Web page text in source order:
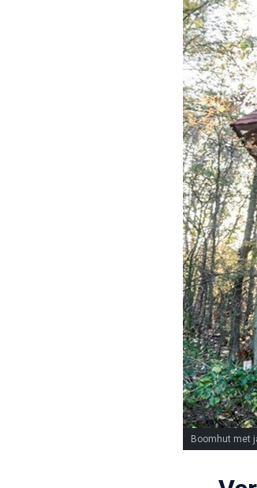
Boomhut met